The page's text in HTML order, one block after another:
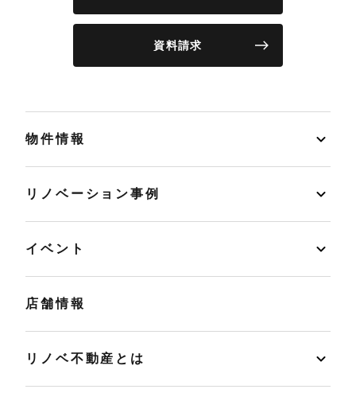
資料請求
物件情報
リノベーション事例
イベント
店舗情報
リノベ不動産とは